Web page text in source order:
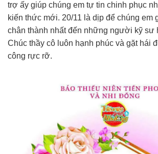
trợ ấy giúp chúng em tự tin chinh phục
kiến thức mới. 20/11 là dịp để chúng em
chân thành nhất đến những người kỹ sư
Chúc thầy cô luôn hạnh phúc và gặt hái
công rực rỡ.